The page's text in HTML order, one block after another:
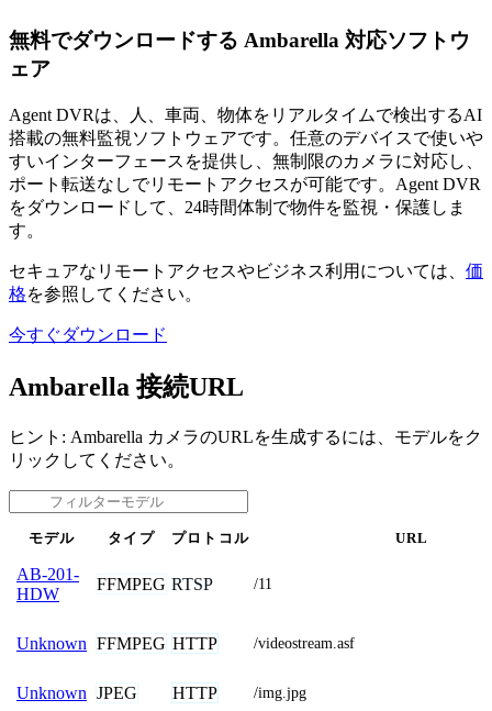
無料でダウンロードする Ambarella 対応ソフトウ
ェア
Agent DVRは、人、車両、物体をリアルタイムで検出するAI
搭載の無料監視ソフトウェアです。任意のデバイスで使いや
すいインターフェースを提供し、無制限のカメラに対応し、
ポート転送なしでリモートアクセスが可能です。Agent DVR
をダウンロードして、24時間体制で物件を監視・保護しま
す。
セキュアなリモートアクセスやビジネス利用については、 価
格を参照してください。
今すぐダウンロード
Ambarella 接続URL
ヒント: Ambarella カメラのURLを生成するには、モデルをク
リックしてください。
モデル タイプ プロトコル URL
AB-201-
HDW
FFMPEG RTSP /11
Unknown FFMPEG HTTP /videostream.asf
Unknown JPEG HTTP /img.jpg